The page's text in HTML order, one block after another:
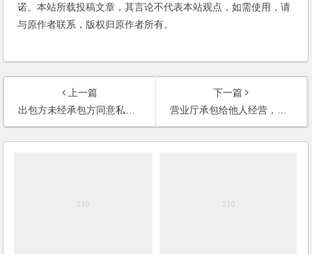
诺。本站所载投稿文章，其言论不代表本站观点，如需使用，请
与原作者联系，版权归原作者所有。
上一篇
出包方未经承包方同意私自跟租户签订合同，承包方如何维护权益？
下一篇
营业厅承包给他人经营，经营过程中的责任由谁承担？